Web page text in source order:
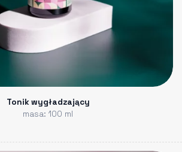
Tonik wygładzający
masa: 100 ml